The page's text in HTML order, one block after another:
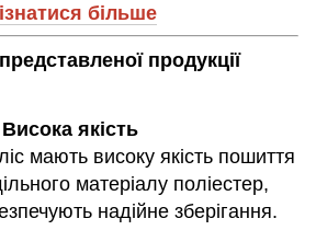
більше
продукції
Висока якість
мають високу якість пошиття
матеріалу поліестер,
надійне зберігання.